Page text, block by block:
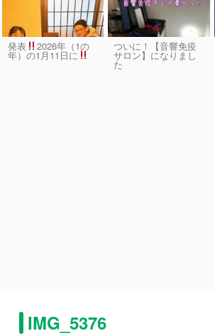
発表 2026年（1の
年）の1月11日に
ついに！【音響免疫
サロン】になりまし
た
IMG_5376